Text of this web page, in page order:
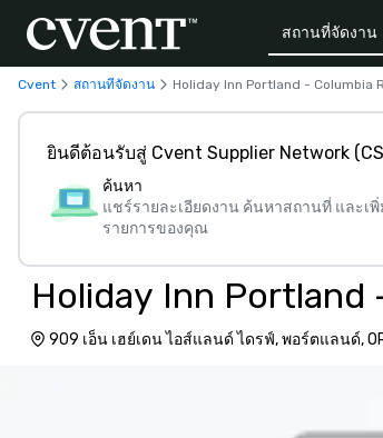
สถานที่จัดงาน
Cvent สถานที่จัดงาน Holiday Inn Portland - Columbia
ยินดีต้อนรับสู่ Cvent Supplier Network
ค้นหา
แชร์รายละเอียดงาน ค้นหาสถานที่ และเ
รายการของคุณ
Holiday Inn
909 เอ็น เฮย์เดน ไอส์แลนด์ ไดรฟ์, พอร์ตแลนด์,